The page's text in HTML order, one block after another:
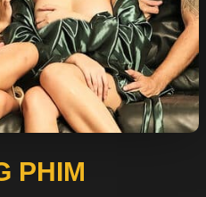
PHIM